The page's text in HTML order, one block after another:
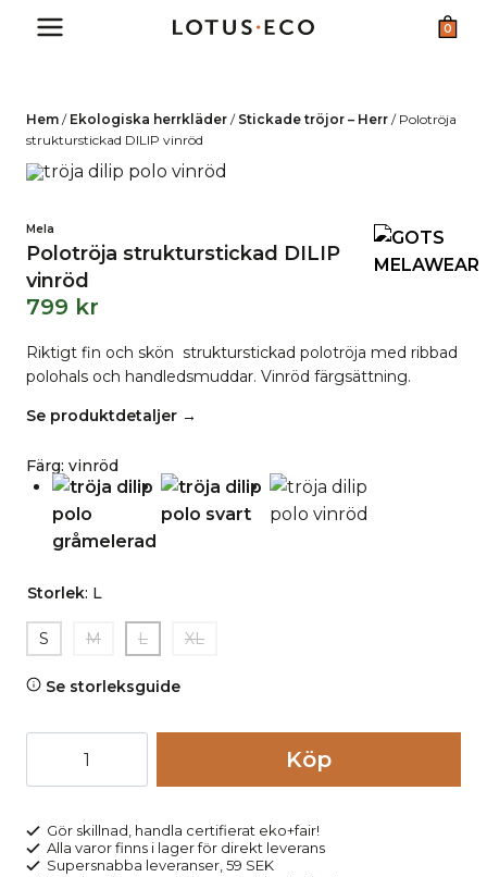
0
Hem / Ekologiska herrkläder / Stickade tröjor – Herr / Polotröja
strukturstickad DILIP vinröd
Mela
Polotröja strukturstickad DILIP
vinröd
799 kr
Riktigt fin och skön strukturstickad polotröja med ribbad
polohals och handledsmuddar. Vinröd färgsättning.
Se produktdetaljer →
Färg: vinröd
Storlek: L
S M L XL
Se storleksguide
strukturstickad
vinröd
mängd
Köp
Gör skillnad, handla certifierat eko+fair!
Alla varor finns i lager för direkt leverans
Supersnabba leveranser, 59 SEK